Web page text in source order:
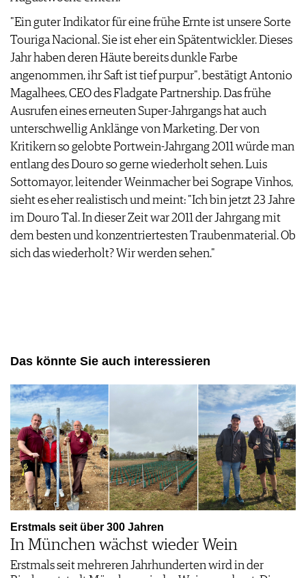
"Ein guter Indikator für eine frühe Ernte ist unsere Sorte
Touriga Nacional. Sie ist eher ein Spätentwickler. Dieses
Jahr haben deren Häute bereits dunkle Farbe
angenommen, ihr Saft ist tief purpur", bestätigt Antonio
Magalhees, CEO des Fladgate Partnership. Das frühe
Ausrufen eines erneuten Super-Jahrgangs hat auch
unterschwellig Anklänge von Marketing. Der von
Kritikern so gelobte Portwein-Jahrgang 2011 würde man
entlang des Douro so gerne wiederholt sehen. Luis
Sottomayor, leitender Weinmacher bei Sogrape Vinhos,
sieht es eher realistisch und meint: "Ich bin jetzt 23 Jahre
im Douro Tal. In dieser Zeit war 2011 der Jahrgang mit
dem besten und konzentriertesten Traubenmaterial. Ob
sich das wiederholt? Wir werden sehen."
Das könnte Sie auch interessieren
Erstmals seit über 300 Jahren
In München wächst wieder Wein
Erstmals seit mehreren Jahrhunderten wird in der